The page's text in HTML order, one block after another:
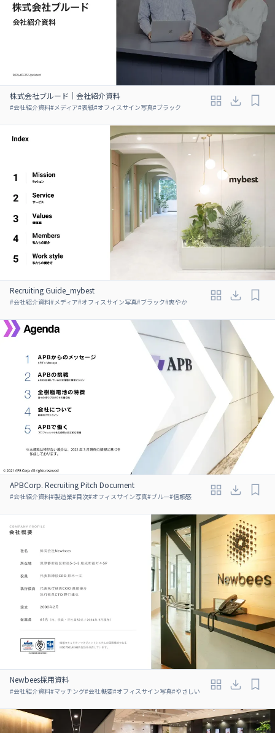
株式会社ブルード｜会社紹介資料
#会社紹介資料#メディア#表紙#オフィスサイン写真#ブラック
Recruiting Guide_mybest
#会社紹介資料#メディア#オフィスサイン写真#ブラック#爽やか
APBCorp. Recruiting Pitch Document
#会社紹介資料#製造業#目次#オフィスサイン写真#ブルー#信頼感
Newbees採用資料
#会社紹介資料#マッチング#会社概要#オフィスサイン写真#やさしい